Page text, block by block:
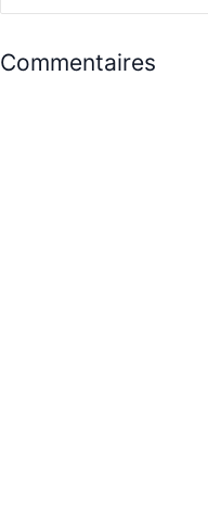
Commentaires